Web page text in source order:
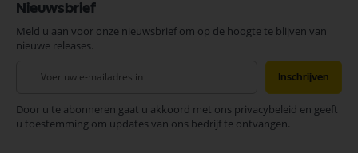
Nieuwsbrief
Meld u aan voor onze nieuwsbrief om op de hoogte te blijven van
nieuwe releases.
onze
nieuwsbrief
Inschrijven
Door u te abonneren gaat u akkoord met ons privacybeleid en geeft
u toestemming om updates van ons bedrijf te ontvangen.